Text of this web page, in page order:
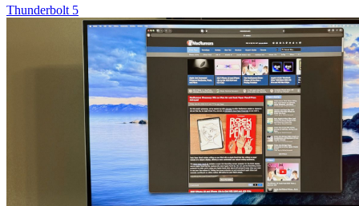
Thunderbolt 5